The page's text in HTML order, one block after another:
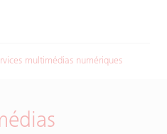
multimédias numériques